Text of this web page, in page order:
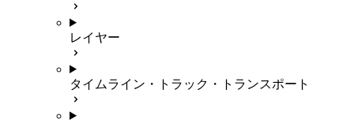
レイヤー
タイムライン・トラック・トランスポート